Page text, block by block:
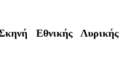
Εθνικής